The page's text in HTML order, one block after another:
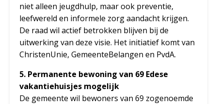
niet alleen jeugdhulp, maar ook preventie,
leefwereld en informele zorg aandacht krijgen.
De raad wil actief betrokken blijven bij de
uitwerking van deze visie. Het initiatief komt van
ChristenUnie, GemeenteBelangen en PvdA.
5. Permanente bewoning van 69 Edese
vakantiehuisjes mogelijk
De gemeente wil bewoners van 69 zogenoemde